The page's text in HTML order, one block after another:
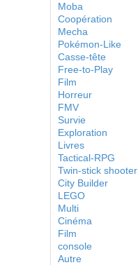
Moba
Coopération
Mecha
Pokémon-Like
Casse-tête
Free-to-Play
Film
Horreur
FMV
Survie
Exploration
Livres
Tactical-RPG
Twin-stick shooter
City Builder
LEGO
Multi
Cinéma
Film
console
Autre